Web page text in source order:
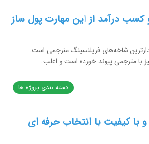
کسب درآمد از این مهارت پول ساز
شاخه‌های فریلنسینگ مترجمی است.
با مترجمی پیوند خورده است و اغلب…
دسته بندی پروژه ها
کیفیت با انتخاب حرفه ای